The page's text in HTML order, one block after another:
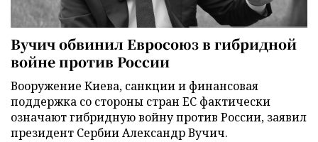
Вучич обвинил Евросоюз в гибридной
войне против России
Вооружение Киева, санкции и финансовая
поддержка со стороны стран ЕС фактически
означают гибридную войну против России, заявил
президент Сербии Александр Вучич.